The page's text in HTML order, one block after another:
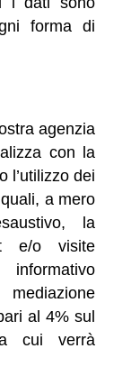
forma di
agenzia
con la
l’utilizzo dei
a mero
la
e/o visite
al 4% sul
a cui verrà